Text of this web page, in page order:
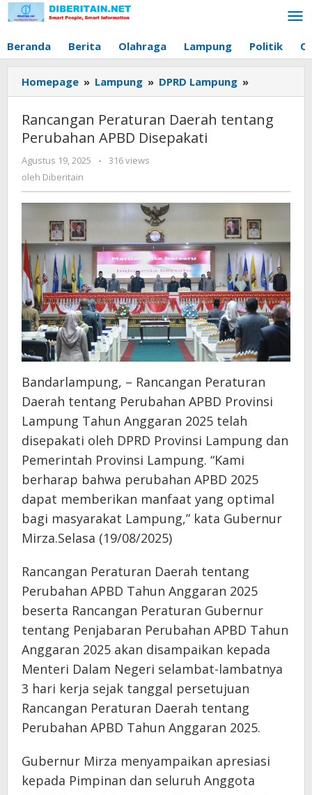
Lewati
ke
Beranda Berita Olahraga Lampung Politik
Homepage » Lampung » DPRD Lampung »
Peraturan
tentang
Rancangan Peraturan Daerah tentang
Perubahan APBD Disepakati
Agustus 19, 2025
oleh
-
316 views
oleh Diberitain
Bandarlampung, – Rancangan Peraturan
Daerah tentang Perubahan APBD Provinsi
Lampung Tahun Anggaran 2025 telah
disepakati oleh DPRD Provinsi Lampung dan
Pemerintah Provinsi Lampung. “Kami
berharap bahwa perubahan APBD 2025
dapat memberikan manfaat yang optimal
bagi masyarakat Lampung,” kata Gubernur
Mirza.Selasa (19/08/2025)
Rancangan Peraturan Daerah tentang
Perubahan APBD Tahun Anggaran 2025
beserta Rancangan Peraturan Gubernur
tentang Penjabaran Perubahan APBD Tahun
Anggaran 2025 akan disampaikan kepada
Menteri Dalam Negeri selambat-lambatnya
3 hari kerja sejak tanggal persetujuan
Rancangan Peraturan Daerah tentang
Perubahan APBD Tahun Anggaran 2025.
Gubernur Mirza menyampaikan apresiasi
kepada Pimpinan dan seluruh Anggota